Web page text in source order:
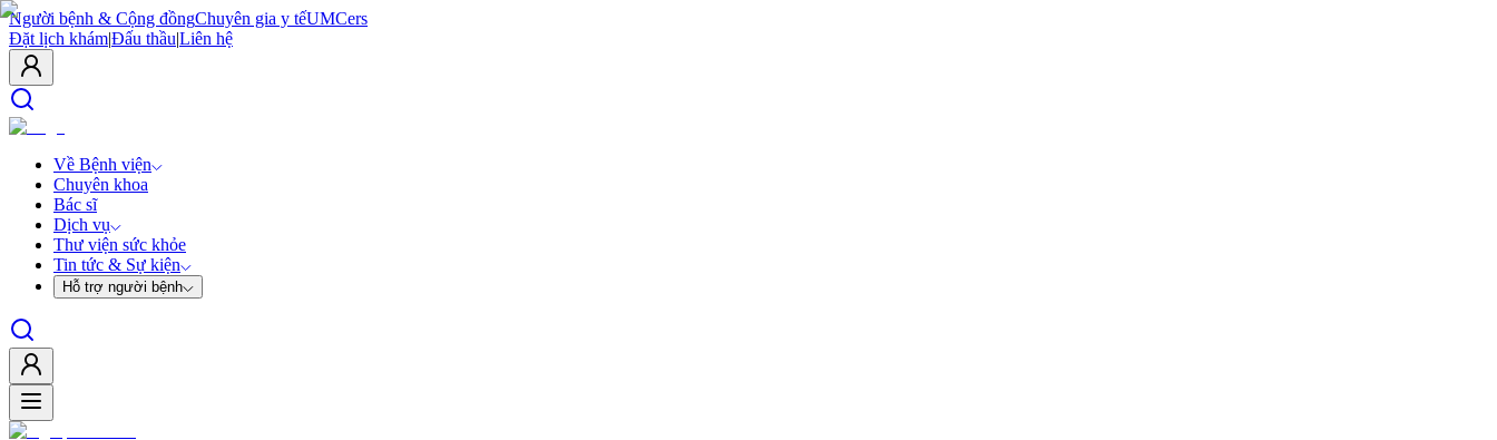
Người bệnh & Cộng đồngChuyên gia y tếUMCers
Đặt lịch khám|Đấu thầu|Liên hệ
Về Bệnh viện
Chuyên khoa
Bác sĩ
Dịch vụ
Thư viện sức khỏe
Tin tức & Sự kiện
Hỗ trợ người bệnh